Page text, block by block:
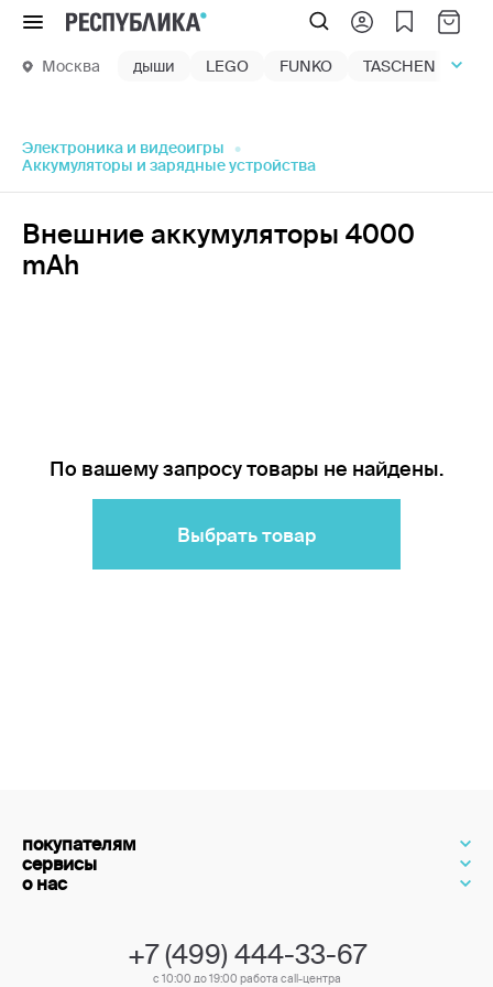
Меню
Москва дыши LEGO FUNKO TASCHEN
Электроника и видеоигры
Аккумуляторы и зарядные устройства
Внешние аккумуляторы 4000
mAh
По вашему запросу товары не найдены.
Выбрать товар
покупателям
сервисы
о нас
+7 (499) 444-33-67
с 10:00 до 19:00 работа call-центра